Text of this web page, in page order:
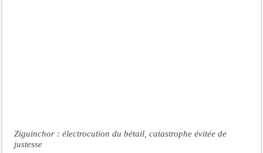
Ziguinchor : électrocution du bétail, catastrophe évitée de
justesse